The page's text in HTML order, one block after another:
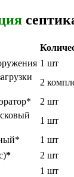
1 шт
2
2 шт
1 шт
1 шт
*
2 шт
1 шт